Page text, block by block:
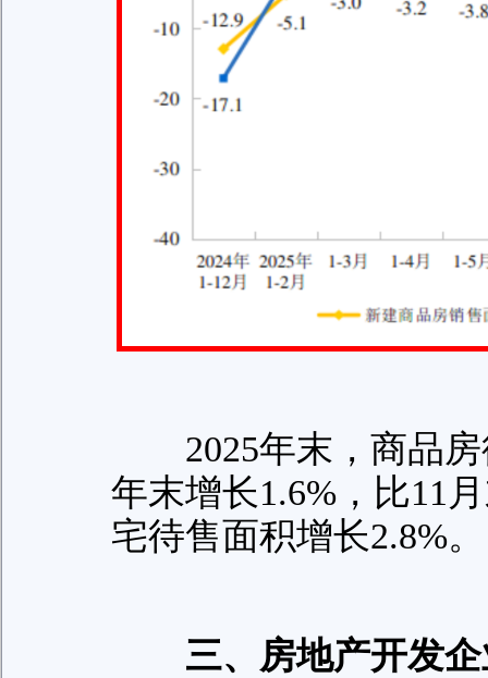
2025年末，商品房
年末增长1.6%，比11
宅待售面积增长2.8%。
三、房地产开发